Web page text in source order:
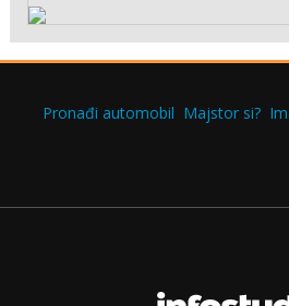
Pronađi automobil Majstor si?